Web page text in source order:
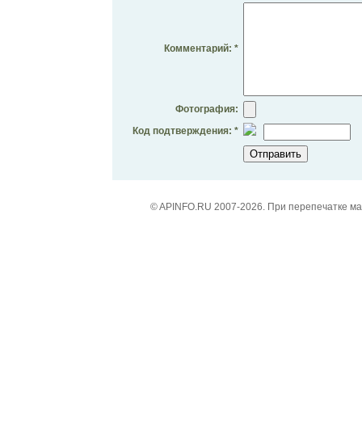
Комментарий: *
Фотография:
Код подтверждения: *
© APINFO.RU 2007-2026. При перепечатке